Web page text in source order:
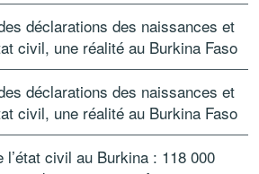
déclarations des naissances et
civil, une réalité au Burkina Faso
déclarations des naissances et
civil, une réalité au Burkina Faso
l’état civil au Burkina : 118 000